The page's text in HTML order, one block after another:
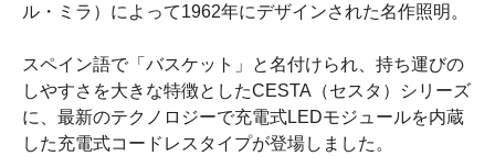
ル・ミラ）によって1962年にデザインされた名作照明。
スペイン語で「バスケット」と名付けられ、持ち運びの
しやすさを大きな特徴としたCESTA（セスタ）シリーズ
に、最新のテクノロジーで充電式LEDモジュールを内蔵
した充電式コードレスタイプが登場しました。